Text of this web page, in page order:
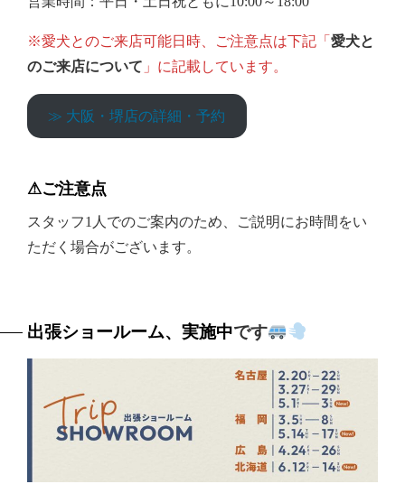
※愛犬とのご来店可能日時、ご注意点は下記「 愛犬と
のご来店について 」に記載しています。
≫ 大阪・堺店の詳細・予約
⚠︎ご注意点
スタッフ1人でのご案内のため、ご説明にお時間をい
ただく場合がございます。
出張ショールーム、実施中です